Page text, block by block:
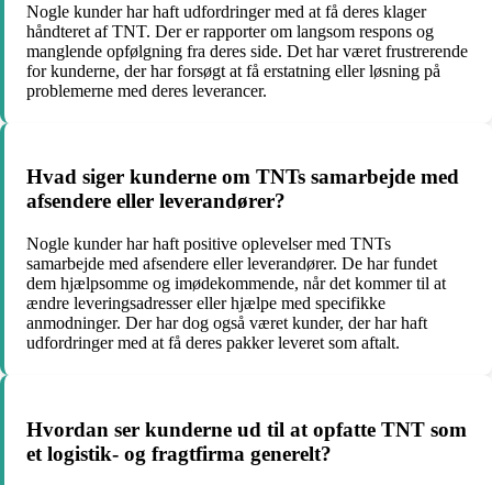
Nogle kunder har haft udfordringer med at få deres klager
håndteret af TNT. Der er rapporter om langsom respons og
manglende opfølgning fra deres side. Det har været frustrerende
for kunderne, der har forsøgt at få erstatning eller løsning på
problemerne med deres leverancer.
Hvad siger kunderne om TNTs samarbejde med
afsendere eller leverandører?
Nogle kunder har haft positive oplevelser med TNTs
samarbejde med afsendere eller leverandører. De har fundet
dem hjælpsomme og imødekommende, når det kommer til at
ændre leveringsadresser eller hjælpe med specifikke
anmodninger. Der har dog også været kunder, der har haft
udfordringer med at få deres pakker leveret som aftalt.
Hvordan ser kunderne ud til at opfatte TNT som
et logistik- og fragtfirma generelt?